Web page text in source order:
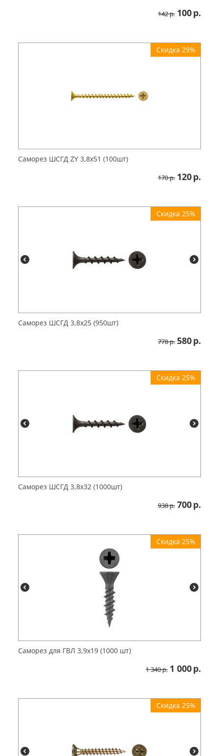
142р. 100р.
Скидка 29%
Саморез ШСГД ZY 3,8х51 (100шт)
170р. 120р.
Скидка 25%
Саморез ШСГД 3,8х25 (950шт)
778р. 580р.
Скидка 25%
Саморез ШСГД 3,8х32 (1000шт)
938р. 700р.
Скидка 25%
Саморез для ГВЛ 3,9х19 (1000 шт)
1 340р. 1 000р.
Скидка 25%